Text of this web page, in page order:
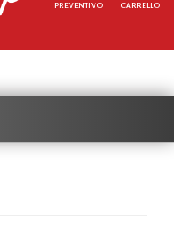
PREVENTIVO CARRELLO